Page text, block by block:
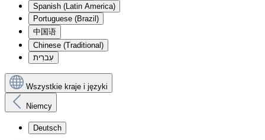
Spanish (Latin America)
Portuguese (Brazil)
中国语
Chinese (Traditional)
עִברִית
Wszystkie kraje i języki
Niemcy
Deutsch